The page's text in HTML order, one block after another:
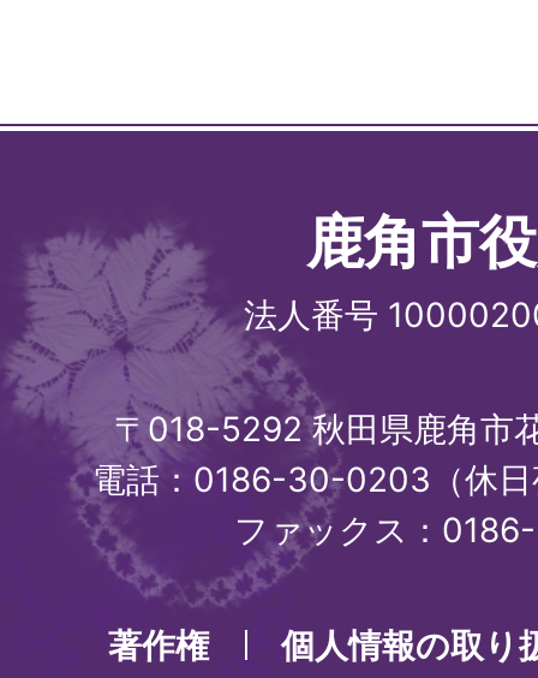
鹿角市
法人番号
〒018-5292 秋田県鹿角市
電話：0186-30-0203（休
ファックス：
著作権
個人情報の取り